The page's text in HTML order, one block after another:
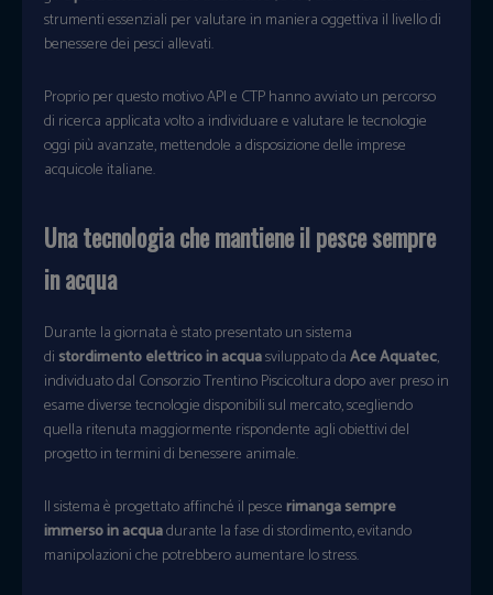
strumenti essenziali per valutare in maniera oggettiva il livello di
benessere dei pesci allevati.
Proprio per questo motivo API e CTP hanno avviato un percorso
di ricerca applicata volto a individuare e valutare le tecnologie
oggi più avanzate, mettendole a disposizione delle imprese
acquicole italiane.
Una tecnologia che mantiene il pesce sempre
in acqua
Durante la giornata è stato presentato un sistema
distordimento elettrico in acquasviluppato daAce Aquatec,
individuato dal Consorzio Trentino Piscicoltura dopo aver preso in
esame diverse tecnologie disponibili sul mercato, scegliendo
quella ritenuta maggiormente rispondente agli obiettivi del
progetto in termini di benessere animale.
Il sistema è progettato affinché il pescerimanga sempre
immerso in acquadurante la fase di stordimento, evitando
manipolazioni che potrebbero aumentare lo stress.